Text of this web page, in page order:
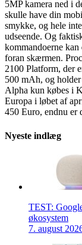
5MP kamera ned i
skulle have din
smykke, og hele
udseende. Og
kommandoerne
foran skærmen.
2100 Platform, der
500 mAh, og
Alpha kun købes i
Europa i løbet af
450 Euro, endnu er
Nyeste indlæg
TEST:
økosystem
7. august